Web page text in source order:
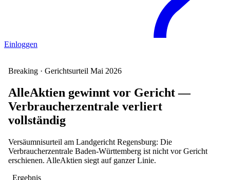
Einloggen
Breaking · Gerichtsurteil Mai 2026
AlleAktien gewinnt vor Gericht —
Verbraucherzentrale verliert
vollständig
Versäumnisurteil am Landgericht Regensburg: Die
Verbraucherzentrale Baden-Württemberg ist nicht vor Gericht
erschienen. AlleAktien siegt auf ganzer Linie.
Ergebnis